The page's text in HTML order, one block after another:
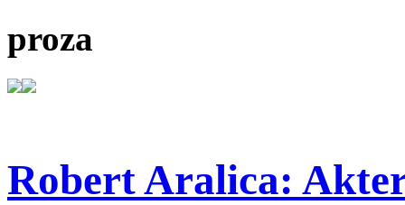
proza
Robert Aralica: